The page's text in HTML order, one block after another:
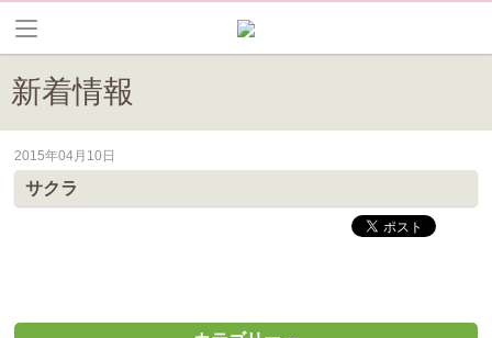
新着情報
皆野町のイベントやお祭り、花情報等の最新情報や観光協会会員情報
2015年04月10日
サクラ